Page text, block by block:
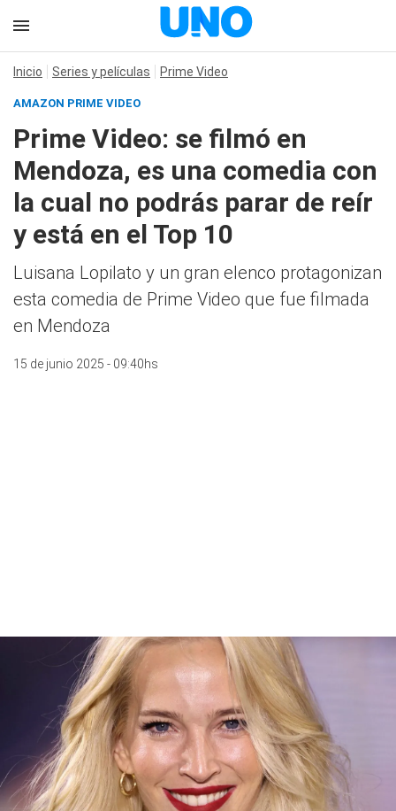
Inicio Series y películas Prime Video
AMAZON PRIME VIDEO
Prime Video: se filmó en
Mendoza, es una comedia con
la cual no podrás parar de reír
y está en el Top 10
Luisana Lopilato y un gran elenco protagonizan
esta comedia de Prime Video que fue filmada
en Mendoza
15 de junio 2025 - 09:40hs